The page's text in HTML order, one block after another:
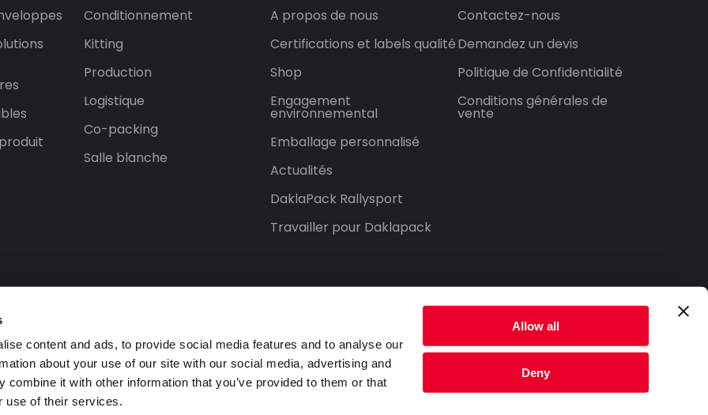
content and ads, to provide social media features and to analyse our
about your use of our site with our social media, advertising and
combine it with other information that you’ve provided to them or that
use of their services.
Allow all
Deny
Conditionnement
Kitting
Production
Logistique
Co-packing
Salle blanche
A propos de nous
Certifications et labels qualité
Shop
Engagement
environnemental
Emballage personnalisé
Actualités
DaklaPack Rallysport
Travailler pour Daklapack
Contactez-nous
Demandez un devis
Politique de Confidentialité
Conditions générales de
vente